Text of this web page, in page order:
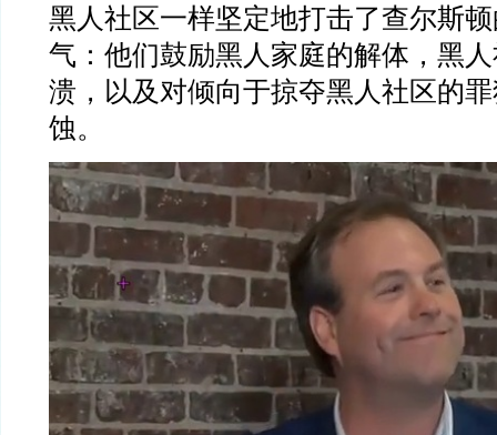
黑人社区一样坚定地打击了查尔斯
气：他们鼓励黑人家庭的解体，黑
溃，以及对倾向于掠夺黑人社区的
蚀。